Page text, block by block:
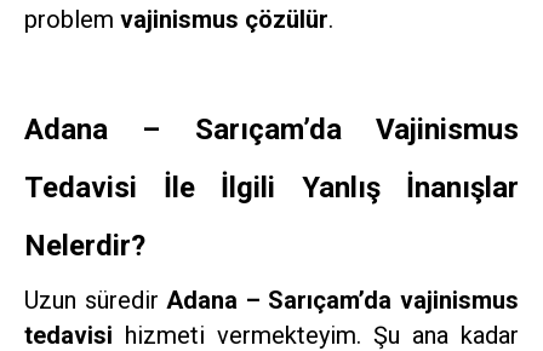
problem vajinismus çözülür.
Adana – Sarıçam’da Vajinismus
Tedavisi İle İlgili Yanlış İnanışlar
Nelerdir?
Uzun süredirAdana – Sarıçam’da vajinismus
tedavisi hizmeti vermekteyim. Şu ana kadar